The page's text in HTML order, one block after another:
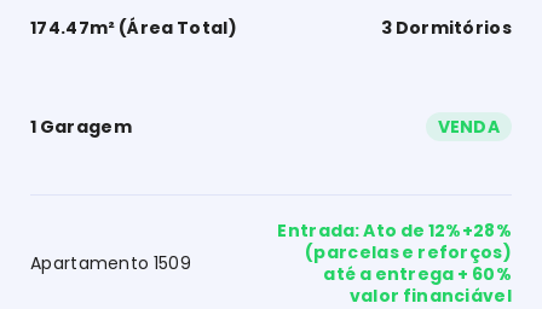
174.47m² (Área Total) 3 Dormitórios
1 Garagem VENDA
Apartamento 1509
Entrada: Ato de 12%+28%
(parcelas e reforços)
até a entrega + 60%
valor financiável